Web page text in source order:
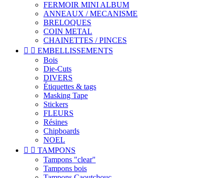
FERMOIR MINI ALBUM
ANNEAUX / MECANISME
BRELOQUES
COIN METAL
CHAINETTES / PINCES
  EMBELLISSEMENTS
Bois
Die-Cuts
DIVERS
Étiquettes & tags
Masking Tape
Stickers
FLEURS
Résines
Chipboards
NOEL
  TAMPONS
Tampons "clear"
Tampons bois